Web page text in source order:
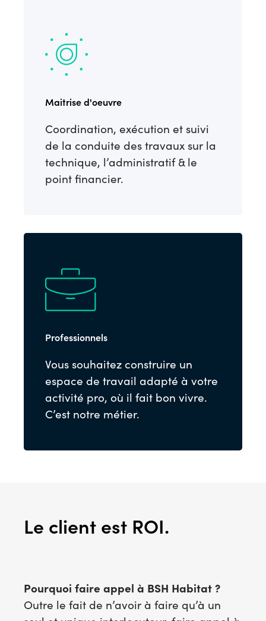
Maitrise d'oeuvre
Coordination, exécution et suivi
de la conduite des travaux sur la
technique, l’administratif & le
point financier.
Professionnels
Vous souhaitez construire un
espace de travail adapté à votre
activité pro, où il fait bon vivre.
C’est notre métier.
Le client est ROI.
Pourquoi faire appel à BSH Habitat ?
Outre le fait de n’avoir à faire qu’à un